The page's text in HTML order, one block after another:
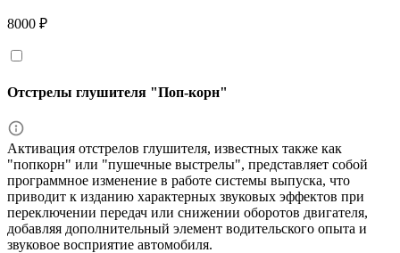
8000 ₽
Отстрелы глушителя "Поп-корн"
Активация отстрелов глушителя, известных также как
"попкорн" или "пушечные выстрелы", представляет собой
программное изменение в работе системы выпуска, что
приводит к изданию характерных звуковых эффектов при
переключении передач или снижении оборотов двигателя,
добавляя дополнительный элемент водительского опыта и
звуковое восприятие автомобиля.